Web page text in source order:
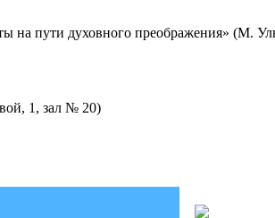
на пути духовного преображения» (М.
1, зал № 20)